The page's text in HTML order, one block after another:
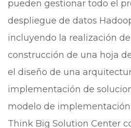
pueden gestionar todo el
despliegue de datos
incluyendo la realización
construcción de una hoja
el diseño de una
implementación de
modelo de
Think Big Solution Center